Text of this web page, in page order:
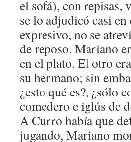
el sofá), con repisas,
se lo adjudicó casi
expresivo, no se
de reposo. Mariano
en el plato. El otro
su hermano; sin
¿esto qué es?, ¿sólo
comedero e iglús de
A Curro había que
jugando, Mariano